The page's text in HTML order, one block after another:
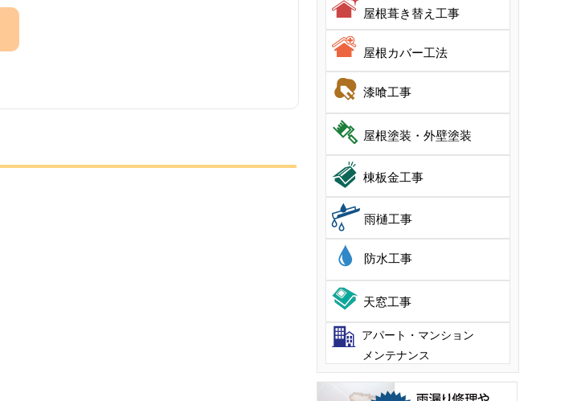
屋根葺き替え工事
屋根カバー工法
漆喰工事
屋根塗装・外壁塗装
棟板金工事
雨樋工事
防水工事
天窓工事
アパート・マンション
メンテナンス